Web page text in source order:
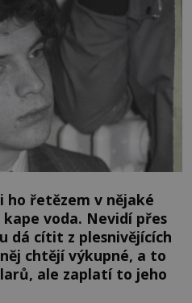
řetězem v nějaké
voda. Nevidí přes
dá cítit z plesnivějících
chtějí výkupné, a to
ale zaplatí to jeho